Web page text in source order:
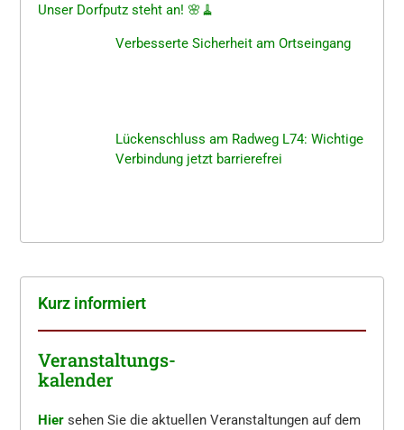
Unser Dorfputz steht an! 🌸🧹
Verbes­ser­te Sicher­heit am Ortseingang
Lücken­schluss am Radweg L74: Wichti­ge
Verbin­dung jetzt barrierefrei
Kurz infor­miert
Veranstaltungs-
kalender
Hier sehen Sie die aktuellen Veranstaltungen auf dem